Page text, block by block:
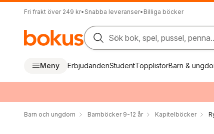
Fri frakt över 249 kr• Snabba leveranser• Billiga böcker
Sök bok, spel, pussel,
Meny ErbjudandenStudentTopplistorBarn &
Barn och ungdom Barnböcker 9-12 år Kapitelböcker